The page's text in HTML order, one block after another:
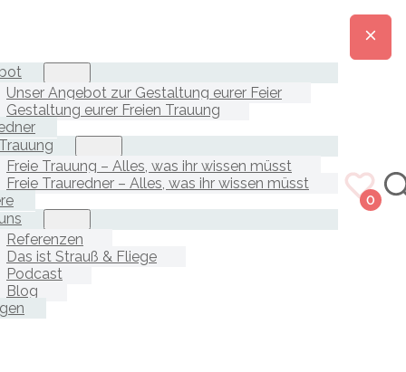
Unser Angebot zur Gestaltung eurer Feier
Gestaltung eurer Freien Trauung
Freie Trauung – Alles, was ihr wissen müsst
Freie Trauredner – Alles, was ihr wissen müsst
Referenzen
Das ist Strauß & Fliege
Podcast
Blog
0